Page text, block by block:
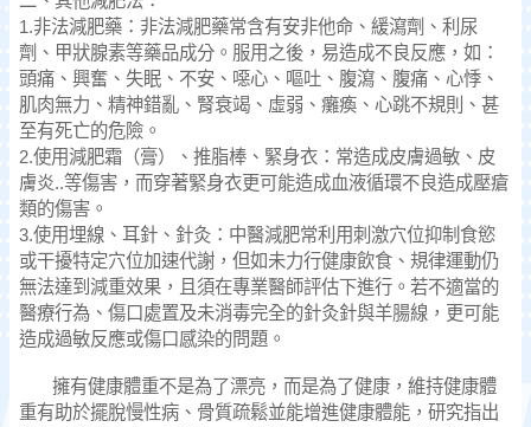
1.非法減肥藥：非法減肥藥常含有安非他命、緩瀉劑、利尿
劑、甲狀腺素等藥品成分。服用之後，易造成不良反應，如：
頭痛、興奮、失眠、不安、噁心、嘔吐、腹瀉、腹痛、心悸、
肌肉無力、精神錯亂、腎衰竭、虛弱、癱瘓、心跳不規則、甚
至有死亡的危險。
2.使用減肥霜（膏）、推脂棒、緊身衣：常造成皮膚過敏、皮
膚炎..等傷害，而穿著緊身衣更可能造成血液循環不良造成壓瘡
類的傷害。
3.使用埋線、耳針、針灸：中醫減肥常利用刺激穴位抑制食慾
或干擾特定穴位加速代謝，但如未力行健康飲食、規律運動仍
無法達到減重效果，且須在專業醫師評估下進行。若不適當的
醫療行為、傷口處置及未消毒完全的針灸針與羊腸線，更可能
造成過敏反應或傷口感染的問題。
擁有健康體重不是為了漂亮，而是為了健康，維持健康體
重有助於擺脫慢性病、骨質疏鬆並能增進健康體能，研究指出